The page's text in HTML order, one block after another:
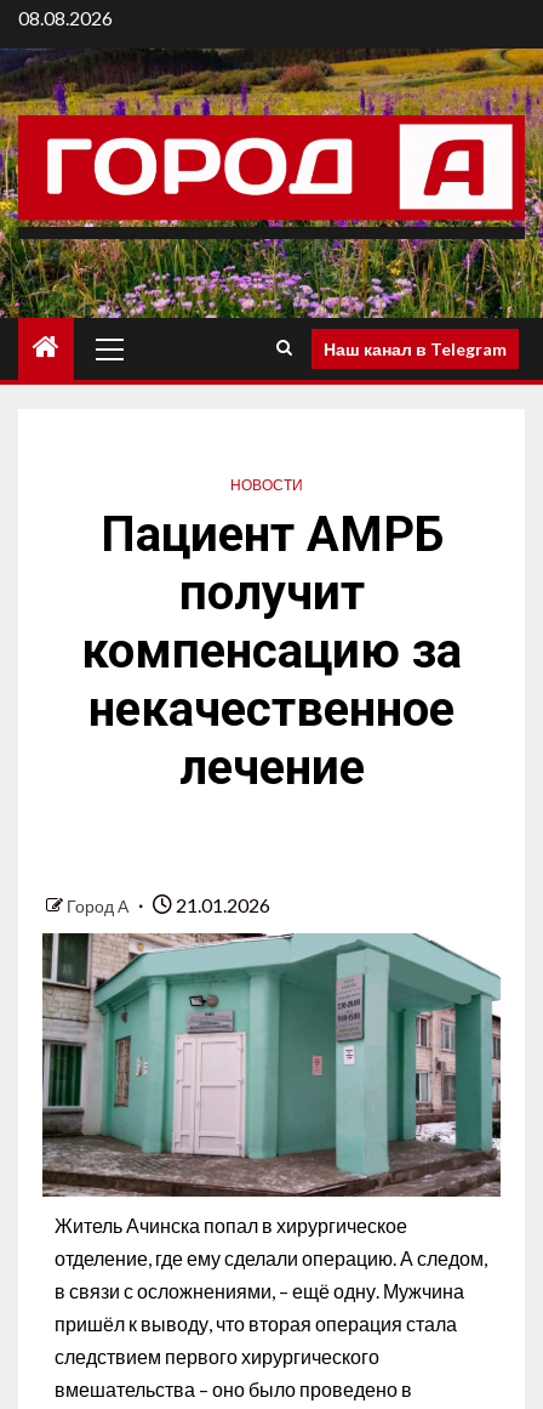
08.08.2026
Наш канал в Telegram
НОВОСТИ
Пациент АМРБ
получит
компенсацию за
некачественное
лечение
Город А 21.01.2026
Житель Ачинска попал в хирургическое
отделение, где ему сделали операцию. А следом,
в связи с осложнениями, – ещё одну. Мужчина
пришёл к выводу, что вторая операция стала
следствием первого хирургического
вмешательства – оно было проведено в